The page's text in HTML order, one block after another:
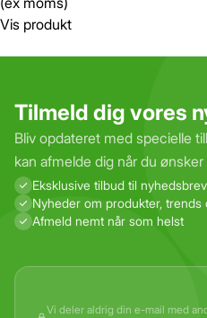
Vis produkt
Tilmeld dig vores
Bliv opdateret med specielle
kan afmelde dig når du ønsker
Eksklusive tilbud til
Nyheder om produkter, trends
Afmeld nemt når som helst
Vi deler aldrig din e-mail med